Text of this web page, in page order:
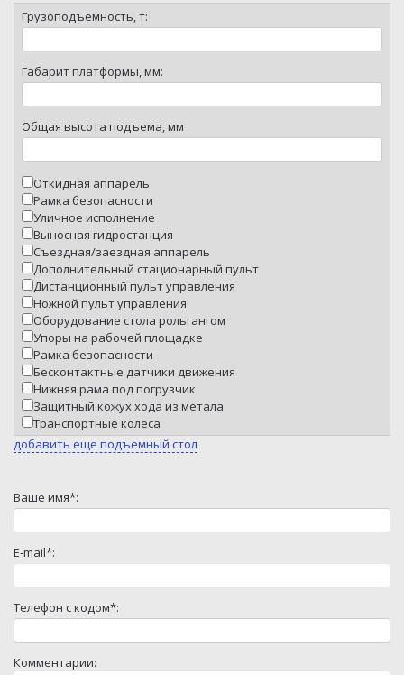
Грузоподъемность, т:
Габарит платформы, мм:
Общая высота подъема, мм
Откидная аппарель
Рамка безопасности
Уличное исполнение
Выносная гидростанция
Съездная/заездная аппарель
Дополнительный стационарный пульт
Дистанционный пульт управления
Ножной пульт управления
Оборудование стола рольгангом
Упоры на рабочей площадке
Рамка безопасности
Бесконтактные датчики движения
Нижняя рама под погрузчик
Защитный кожух хода из метала
Транспортные колеса
добавить еще подъемный стол
Ваше имя*:
E-mail*:
Телефон с кодом*:
Комментарии: